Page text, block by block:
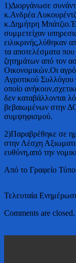
1)Διοργάνωσε
κ.Ανδρέα
κ.Δημήτρη
συμμετείχαν
ειλικρινής,λύθηκαν
τα αποτελέσματα
ζητημάτων από τον
Οικονομικών.Οι
Αγροτικού
οποίο
δεν καταβάλλονται
βεβαιωμένων στην
συμψηφισμού.
2)Παραβρέθηκε σε
στην Λέσχη
ευθύνη,από την
Από το Γραφείο
Τελευταία
Comments are closed.